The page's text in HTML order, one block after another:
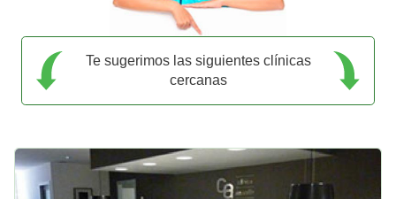
Te sugerimos las siguientes clínicas
cercanas